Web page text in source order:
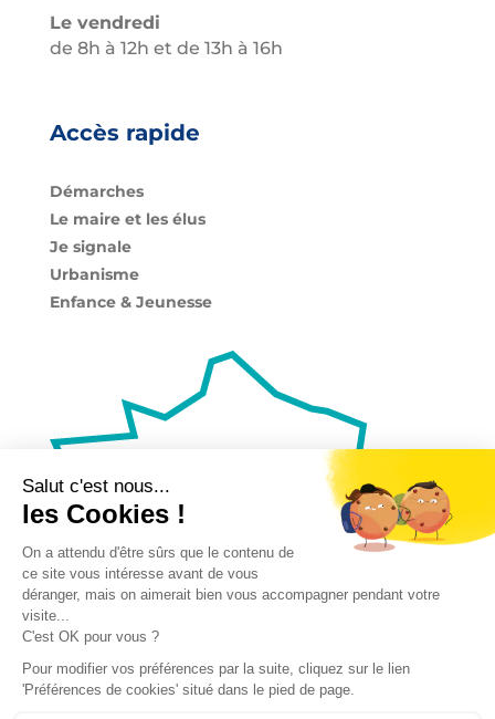
Le vendredi
de 8h à 12h et de 13h à 16h
Accès rapide
Démarches
Le maire et les élus
Je signale
Urbanisme
Enfance & Jeunesse